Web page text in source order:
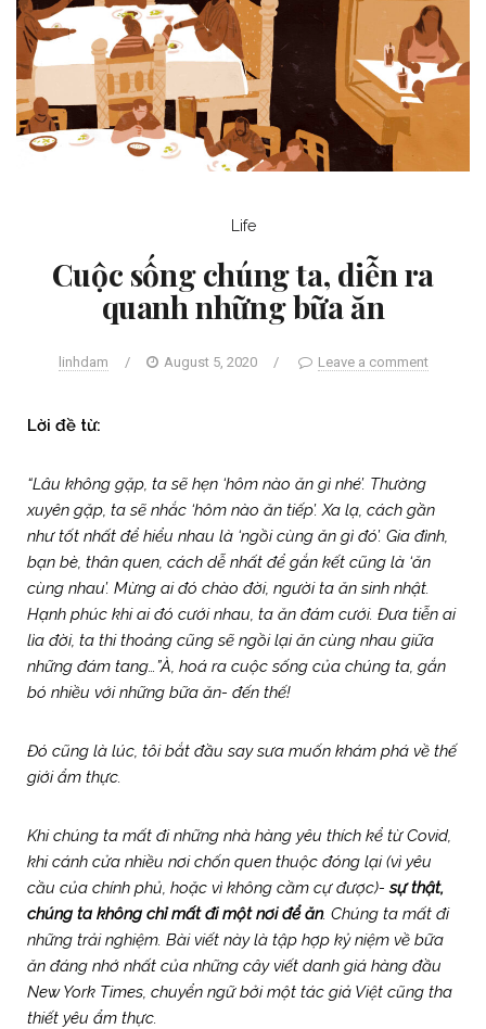
Life
Cuộc sống chúng ta, diễn ra
quanh những bữa ăn
linhdam / August 5, 2020 / Leave a comment
Lời đề từ:
“Lâu không gặp, ta sẽ hẹn ‘hôm nào ăn gì nhé’. Thường
xuyên gặp, ta sẽ nhắc ‘hôm nào ăn tiếp’. Xa lạ, cách gần
như tốt nhất để hiểu nhau là ‘ngồi cùng ăn gì đó’. Gia đình,
bạn bè, thân quen, cách dễ nhất để gắn kết cũng là ‘ăn
cùng nhau’. Mừng ai đó chào đời, người ta ăn sinh nhật.
Hạnh phúc khi ai đó cưới nhau, ta ăn đám cưới. Đưa tiễn ai
lìa đời, ta thi thoảng cũng sẽ ngồi lại ăn cùng nhau giữa
những đám tang…”À, hoá ra cuộc sống của chúng ta, gắn
bó nhiều với những bữa ăn- đến thế!
Đó cũng là lúc, tôi bắt đầu say sưa muốn khám phá về thế
giới ẩm thực.
Khi chúng ta mất đi những nhà hàng yêu thích kể từ Covid,
khi cánh cửa nhiều nơi chốn quen thuộc đóng lại (vì yêu
cầu của chính phủ, hoặc vì không cầm cự được)-sự thật,
chúng ta không chỉ mất đi một nơi để ăn. Chúng ta mất đi
những trải nghiệm. Bài viết này là tập hợp kỷ niệm về bữa
ăn đáng nhớ nhất của những cây viết danh giá hàng đầu
New York Times, chuyển ngữ bởi một tác giả Việt cũng tha
thiết yêu ẩm thực.